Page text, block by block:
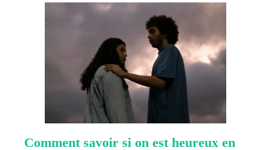
Comment savoir si on est heureux en